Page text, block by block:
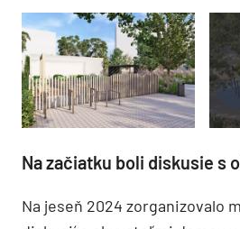
Na začiatku boli diskusie s
Na jeseň 2024 zorganizovalo